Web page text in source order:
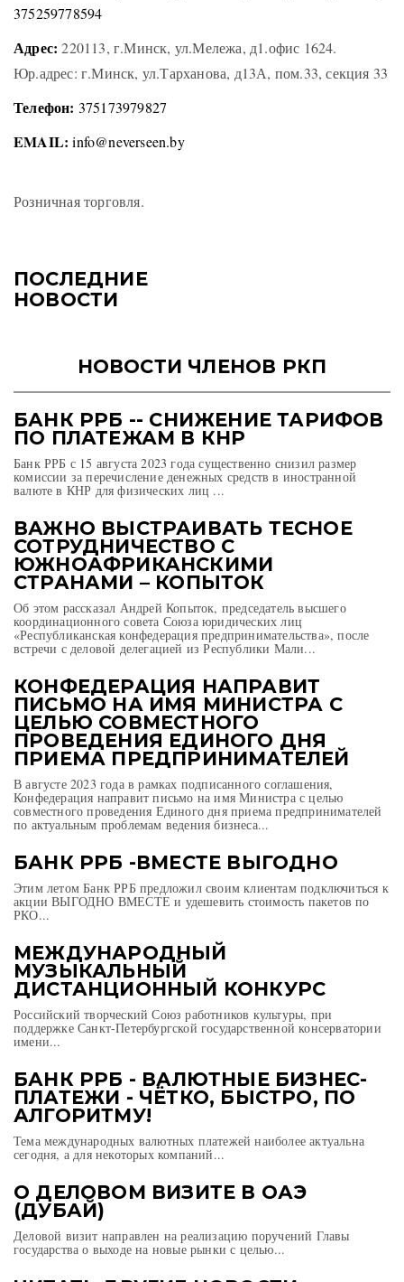
375259778594
Адрес: 220113, г.Минск, ул.Мележа, д1.офис 1624.
Юр.адрес: г.Минск, ул.Тарханова, д13А, пом.33, секция 33
Телефон: 375173979827
EMAIL: info@neverseen.by
Розничная торговля.
ПОСЛЕДНИЕ
НОВОСТИ
НОВОСТИ ЧЛЕНОВ РКП
БАНК РРБ -- СНИЖЕНИЕ ТАРИФОВ
ПО ПЛАТЕЖАМ В КНР
Банк РРБ с 15 августа 2023 года существенно снизил размер
комиссии за перечисление денежных средств в иностранной
валюте в КНР для физических лиц ...
ВАЖНО ВЫСТРАИВАТЬ ТЕСНОЕ
СОТРУДНИЧЕСТВО С
ЮЖНОАФРИКАНСКИМИ
СТРАНАМИ – КОПЫТОК
Об этом рассказал Андрей Копыток, председатель высшего
координационного совета Союза юридических лиц
«Республиканская конфедерация предпринимательства», после
встречи с деловой делегацией из Республики Мали...
КОНФЕДЕРАЦИЯ НАПРАВИТ
ПИСЬМО НА ИМЯ МИНИСТРА С
ЦЕЛЬЮ СОВМЕСТНОГО
ПРОВЕДЕНИЯ ЕДИНОГО ДНЯ
ПРИЕМА ПРЕДПРИНИМАТЕЛЕЙ
В августе 2023 года в рамках подписанного соглашения,
Конфедерация направит письмо на имя Министра с целью
совместного проведения Единого дня приема предпринимателей
по актуальным проблемам ведения бизнеса...
БАНК РРБ -ВМЕСТЕ ВЫГОДНО
Этим летом Банк РРБ предложил своим клиентам подключиться к
акции ВЫГОДНО ВМЕСТЕ и удешевить стоимость пакетов по
РКО...
МЕЖДУНАРОДНЫЙ
МУЗЫКАЛЬНЫЙ
ДИСТАНЦИОННЫЙ КОНКУРС
Российский творческий Союз работников культуры, при
поддержке Санкт-Петербургской государственной консерватории
имени...
БАНК РРБ - ВАЛЮТНЫЕ БИЗНЕС-
ПЛАТЕЖИ - ЧЁТКО, БЫСТРО, ПО
АЛГОРИТМУ!
Тема международных валютных платежей наиболее актуальна
сегодня, а для некоторых компаний...
О ДЕЛОВОМ ВИЗИТЕ В ОАЭ
(ДУБАЙ)
Деловой визит направлен на реализацию поручений Главы
государства о выходе на новые рынки с целью...